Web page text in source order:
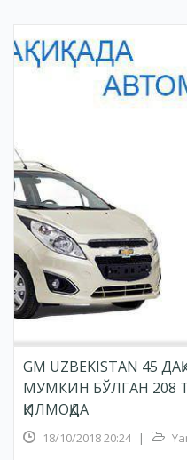
GM UZBEKISTAN 45
МУМКИН БЎЛГАН 208
ҚИЛМОҚДА
18/10/2018 20:24 |